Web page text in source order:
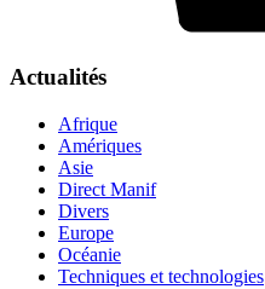
Actualités
Afrique
Amériques
Asie
Direct Manif
Divers
Europe
Océanie
Techniques et technologies